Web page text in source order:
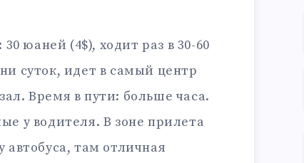
юаней (4$), ходит раз в 30-60
суток, идет в самый центр
Время в пути: больше часа.
у водителя. В зоне прилета
автобуса, там отличная